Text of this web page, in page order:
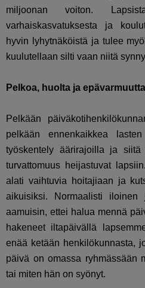
miljoonan voiton.
varhaiskasvatuksesta ja
hyvin lyhytnäköistä ja tulee
kuulutellaan silti vaan niitä
Pelkoa, huolta ja epävarmuutta
Pelkään
pelkään ennenkaikkea
työskentely äärirajoilla ja siitä
turvattomuus heijastuvat
alati vaihtuvia hoitajiaan ja
aikuisiksi. Normaalisti
aamuisin, ettei halua mennä
hakeneet iltapäivällä
enää ketään henkilökunnasta,
päivä on omassa ryhmässään
tai miten hän on syönyt.